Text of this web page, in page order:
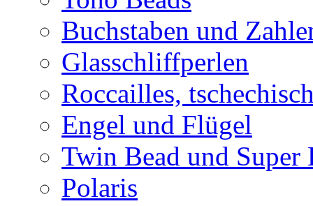
Buchstaben und
Glasschliffperlen
Roccailles,
Engel und Flügel
Twin Bead und Super
Polaris